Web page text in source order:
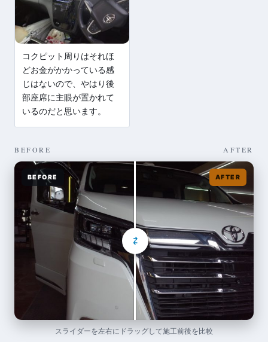
コクピット周りはそれほ
どお金がかかっている感
じはないので、やはり後
部座席に主眼が置かれて
いるのだと思います。
BEFORE AFTER
BEFORE AFTER
⇄
スライダーを左右にドラッグして施工前後を比較